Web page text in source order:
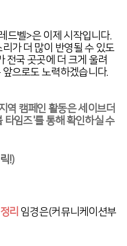
드벨>은 이제 시작입니다.
가 더 많이 반영될 수 있도
전국 곳곳에 더 크게 울려
으로도 노력하겠습니다.
역 캠페인 활동은 세이브더
타임즈'를 통해 확인하실 수
!)
정리 임경은(커뮤니케이션부